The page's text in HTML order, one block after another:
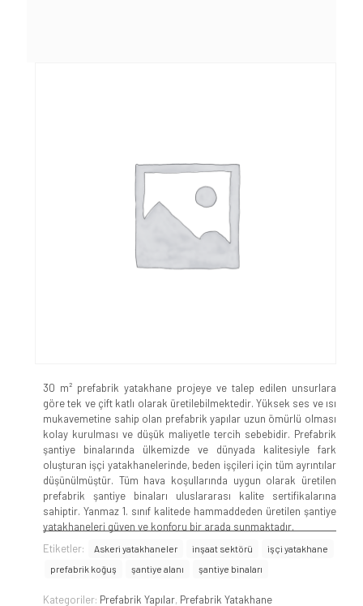
30 m² prefabrik yatakhane projeye ve talep edilen unsurlara
göre tek ve çift katlı olarak üretilebilmektedir. Yüksek ses ve ısı
mukavemetine sahip olan prefabrik yapılar uzun ömürlü olması
kolay kurulması ve düşük maliyetle tercih sebebidir. Prefabrik
şantiye binalarında ülkemizde ve dünyada kalitesiyle fark
oluşturan işçi yatakhanelerinde, beden işçileri için tüm ayrıntılar
düşünülmüştür. Tüm hava koşullarında uygun olarak üretilen
prefabrik şantiye binaları uluslararası kalite sertifikalarına
sahiptir. Yanmaz 1. sınıf kalitede hammaddeden üretilen şantiye
yatakhaneleri güven ve konforu bir arada sunmaktadır.
Etiketler:
Askeri yatakhaneler inşaat sektörü
işçi yatakhane
prefabrik koğuş
şantiye alanı şantiye binaları
Kategoriler: Prefabrik Yapılar, Prefabrik Yatakhane